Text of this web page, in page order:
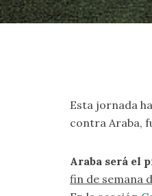
Esta jornada
contra Araba,
Araba será el
fin de semana